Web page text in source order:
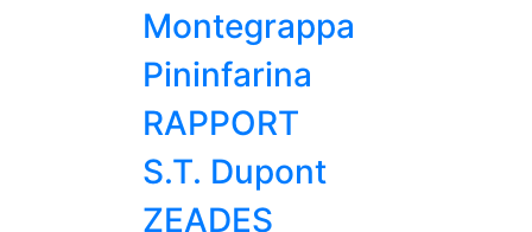
Montegrappa
Pininfarina
RAPPORT
S.T. Dupont
ZEADES